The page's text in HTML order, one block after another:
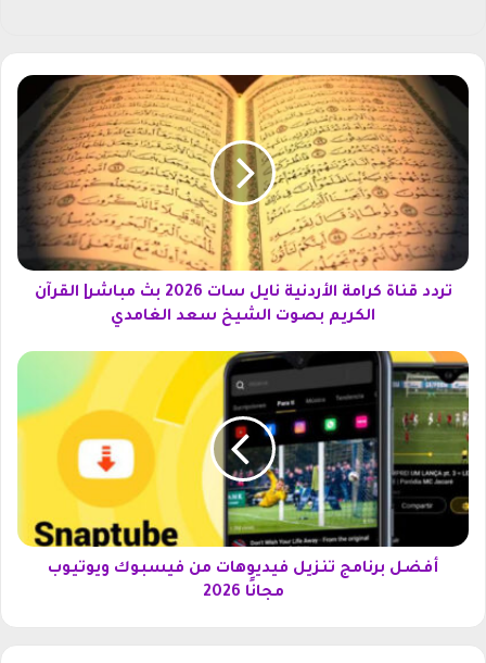
ت
ر
ك
ة
ا
ل
أ
ر
د
ن
ة
تردد قناة كرامة الأردنية نايل سات 2026 بث مباشر| القرآن
الكريم بصوت الشيخ سعد الغامدي
أ
ف
ض
ل
ب
ر
ن
م
أفضل برنامج تنزيل فيديوهات من فيسبوك ويوتيوب
مجانًا 2026